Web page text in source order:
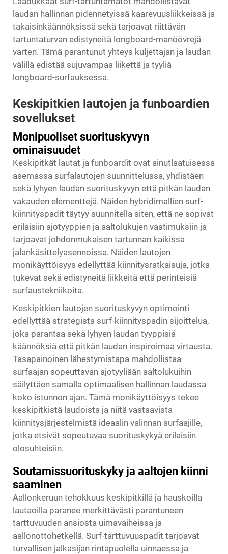
laudan hallinnan pidennetyissä kaarevuusliikkeissä ja
takaisinkäännöksissä sekä tarjoavat riittävän
tartuntaturvan edistyneitä longboard-manöövrejä
varten. Tämä parantunut yhteys kuljettajan ja laudan
välillä edistää sujuvampaa liikettä ja tyyliä
longboard-surfauksessa.
Keskipitkien lautojen ja funboardien
sovellukset
Monipuoliset suorituskyvyn
ominaisuudet
Keskipitkät lautat ja funboardit ovat ainutlaatuisessa
asemassa surfalautojen suunnittelussa, yhdistäen
sekä lyhyen laudan suorituskyvyn että pitkän laudan
vakauden elementtejä. Näiden hybridimallien surf-
kiinnityspadit täytyy suunnitella siten, että ne sopivat
erilaisiin ajotyyppien ja aaltolukujen vaatimuksiin ja
tarjoavat johdonmukaisen tartunnan kaikissa
jalankäsittelyasennoissa. Näiden lautojen
monikäyttöisyys edellyttää kiinnitysratkaisuja, jotka
tukevat sekä edistyneitä liikkeitä että perinteisiä
surfaustekniikoita.
Keskipitkien lautojen suorituskyvyn optimointi
edellyttää strategista surf-kiinnityspadin sijoittelua,
joka parantaa sekä lyhyen laudan tyyppisiä
käännöksiä että pitkän laudan inspiroimaa virtausta.
Tasapainoinen lähestymistapa mahdollistaa
surfaajan sopeuttavan ajotyyliään aaltolukuihin
säilyttäen samalla optimaalisen hallinnan laudassa
koko istunnon ajan. Tämä monikäyttöisyys tekee
keskipitkistä laudoista ja niitä vastaavista
kiinnitysjärjestelmistä ideaalin valinnan surfaajille,
jotka etsivät sopeutuvaa suorituskykyä erilaisiin
olosuhteisiin.
Soutamissuorituskyky ja aaltojen kiinni
saaminen
Aallonkeruun tehokkuus keskipitkillä ja hauskoilla
lautaoilla paranee merkittävästi parantuneen
tarttuvuuden ansiosta uimavaiheissa ja
aallonottohetkellä. Surf-tarttuvuuspadit tarjoavat
turvallisen jalkasijan rintapuolella uinnaessa ja